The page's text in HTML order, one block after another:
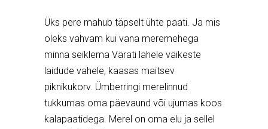
Üks pere mahub täpselt ühte paati. Ja mis
oleks vahvam kui vana meremehega
minna seiklema Värati lahele väikeste
laidude vahele, kaasas maitsev
piknikukorv. Ümberringi merelinnud
tukkumas oma päevaund või ujumas koos
kalapaatidega. Merel on oma elu ja sellel